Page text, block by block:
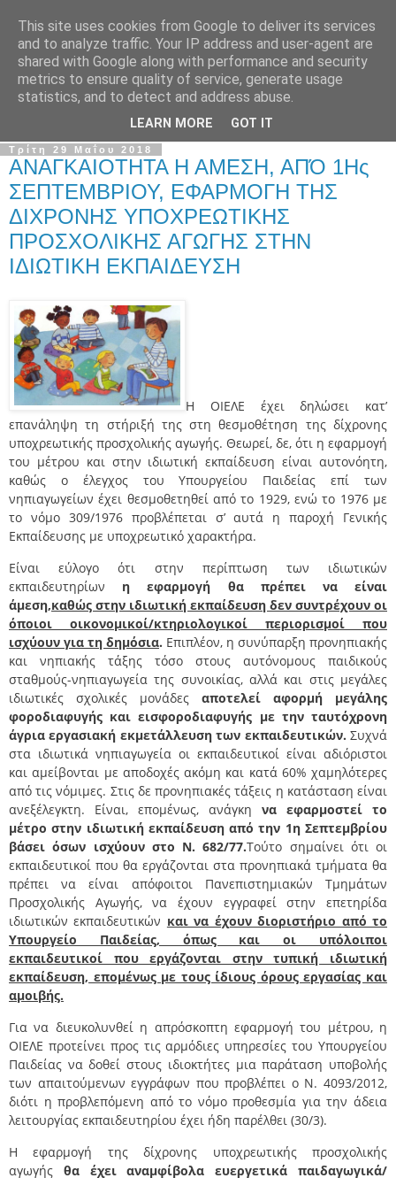
Σ.Ι.Ε.Λ.Β.Ε.
Ο επίσημος ιστότοπος του Συλλόγου Ιδιωτικών
Εκπαιδευτικών Λειτουργών Βόρειας Ελλάδας
Τρίτη 29 Μαΐου 2018
ΑΝΑΓΚΑΙΟΤΗΤΑ Η ΑΜΕΣΗ, ΑΠΌ 1Ης
ΣΕΠΤΕΜΒΡΙΟΥ, ΕΦΑΡΜΟΓΗ ΤΗΣ
ΔΙΧΡΟΝΗΣ ΥΠΟΧΡΕΩΤΙΚΗΣ
ΠΡΟΣΧΟΛΙΚΗΣ ΑΓΩΓΗΣ ΣΤΗΝ
ΙΔΙΩΤΙΚΗ ΕΚΠΑΙΔΕΥΣΗ
Η ΟΙΕΛΕ έχει δηλώσει κατ’
επανάληψη τη στήριξή της στη θεσμοθέτηση της δίχρονης
υποχρεωτικής προσχολικής αγωγής. Θεωρεί, δε, ότι η εφαρμογή
του μέτρου και στην ιδιωτική εκπαίδευση είναι αυτονόητη,
καθώς ο έλεγχος του Υπουργείου Παιδείας επί των
νηπιαγωγείων έχει θεσμοθετηθεί από το 1929, ενώ το 1976 με
το νόμο 309/1976 προβλέπεται σ’ αυτά η παροχή Γενικής
Εκπαίδευσης με υποχρεωτικό χαρακτήρα.
Είναι εύλογο ότι στην περίπτωση των ιδιωτικών
εκπαιδευτηρίων η εφαρμογή θα πρέπει να είναι
άμεση,καθώς στην ιδιωτική εκπαίδευση δεν συντρέχουν οι
όποιοι οικονομικοί/κτηριολογικοί περιορισμοί που
ισχύουν για τη δημόσια. Επιπλέον, η συνύπαρξη προνηπιακής
και νηπιακής τάξης τόσο στους αυτόνομους παιδικούς
σταθμούς-νηπιαγωγεία της συνοικίας, αλλά και στις μεγάλες
ιδιωτικές σχολικές μονάδες αποτελεί αφορμή μεγάλης
φοροδιαφυγής και εισφοροδιαφυγής με την ταυτόχρονη
άγρια εργασιακή εκμετάλλευση των εκπαιδευτικών. Συχνά
στα ιδιωτικά νηπιαγωγεία οι εκπαιδευτικοί είναι αδιόριστοι
και αμείβονται με αποδοχές ακόμη και κατά 60% χαμηλότερες
από τις νόμιμες. Στις δε προνηπιακές τάξεις η κατάσταση είναι
ανεξέλεγκτη. Είναι, επομένως, ανάγκη να εφαρμοστεί το
μέτρο στην ιδιωτική εκπαίδευση από την 1ηΣεπτεμβρίου
βάσει όσων ισχύουν στο Ν. 682/77.Τούτο σημαίνει ότι οι
εκπαιδευτικοί που θα εργάζονται στα προνηπιακά τμήματα θα
πρέπει να είναι απόφοιτοι Πανεπιστημιακών Τμημάτων
Προσχολικής Αγωγής, να έχουν εγγραφεί στην επετηρίδα
ιδιωτικών εκπαιδευτικών και να έχουν διοριστήριο από το
Υπουργείο Παιδείας, όπως και οι υπόλοιποι
εκπαιδευτικοί που εργάζονται στην τυπική ιδιωτική
εκπαίδευση, επομένως με τους ίδιους όρους εργασίας και
αμοιβής.
Για να διευκολυνθεί η απρόσκοπτη εφαρμογή του μέτρου, η
ΟΙΕΛΕ προτείνει προς τις αρμόδιες υπηρεσίες του Υπουργείου
Παιδείας να δοθεί στους ιδιοκτήτες μια παράταση υποβολής
των απαιτούμενων εγγράφων που προβλέπει ο Ν. 4093/2012,
διότι η προβλεπόμενη από το νόμο προθεσμία για την άδεια
λειτουργίας εκπαιδευτηρίου έχει ήδη παρέλθει (30/3).
Η εφαρμογή της δίχρονης υποχρεωτικής προσχολικής
αγωγής θα έχει αναμφίβολα ευεργετικά παιδαγωγικά/
This site uses cookies from Google to deliver its services
and to analyze traffic. Your IP address and user-agent are
shared with Google along with performance and security
metrics to ensure quality of service, generate usage
statistics, and to detect and address abuse.
LEARN MORE GOT IT